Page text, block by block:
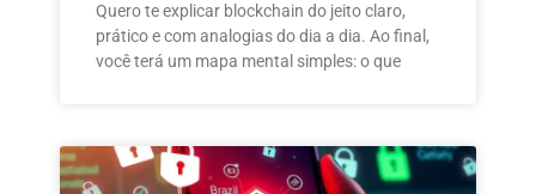
Quero te explicar blockchain do jeito claro,
prático e com analogias do dia a dia. Ao final,
você terá um mapa mental simples: o que